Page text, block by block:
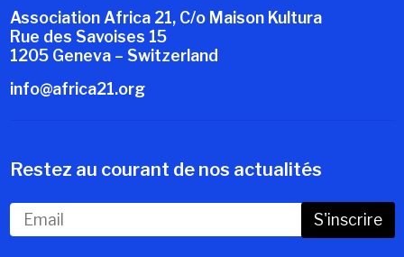
Association Africa 21, C/o Maison Kultura
Rue des Savoises 15
1205 Geneva – Switzerland
info@africa21.org
Restez au courant de nos actualités